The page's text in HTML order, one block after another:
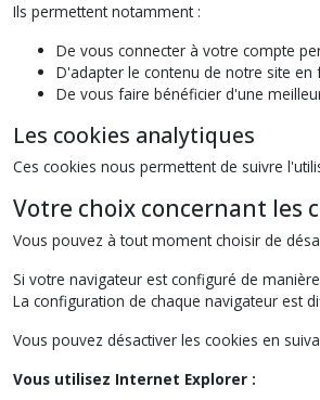
Ils permettent notamment :
De vous connecter à votre compte
D'adapter le contenu de notre site
De vous faire bénéficier d'une
Les cookies analytiques
Ces cookies nous permettent de suivre
Votre choix concernant les
Vous pouvez à tout moment choisir de
Si votre navigateur est configuré de
La configuration de chaque navigateur est
Vous pouvez désactiver les cookies en
Vous utilisez Internet Explorer :